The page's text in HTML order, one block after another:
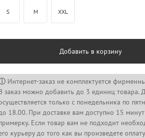
S M XXL
Добавить в корзину
Интернет-заказ не комплектуется
заказ можно добавить до 3 единиц товара.
только с понедельника по
18.00. При доставке вам доступно 15
Если товар вам не подходит
курьеру до того как вы произведете